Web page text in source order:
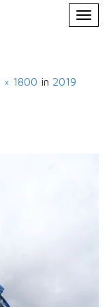
× 1800 in 2019